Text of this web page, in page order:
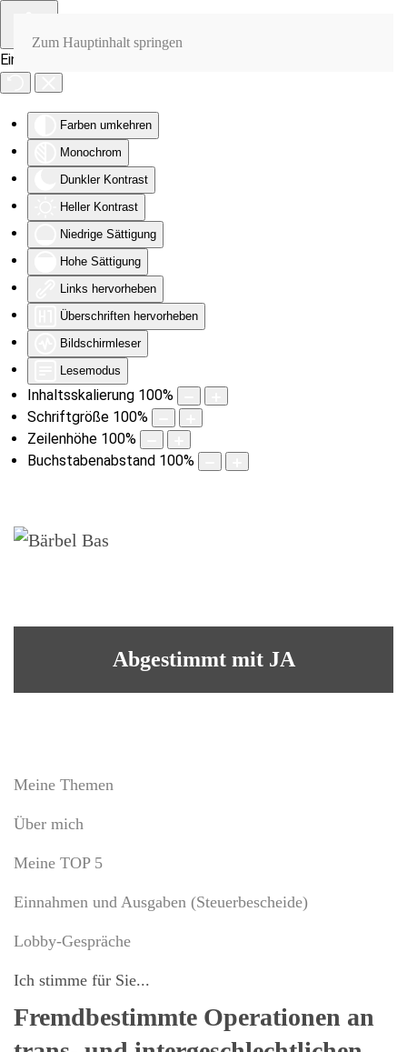
Eingabehilfen öffnen
Farben umkehren
Monochrom
Dunkler Kontrast
Heller Kontrast
Niedrige Sättigung
Hohe Sättigung
Links hervorheben
Überschriften hervorheben
Bildschirmleser
Lesemodus
Inhaltsskalierung 100%
Schriftgröße 100%
Zeilenhöhe 100%
Buchstabenabstand 100%
Zum Hauptinhalt springen
Abgestimmt mit JA
Meine Themen
Über mich
Meine TOP 5
Einnahmen und Ausgaben (Steuerbescheide)
Lobby-Gespräche
Ich stimme für Sie...
Fremdbestimmte Operationen an